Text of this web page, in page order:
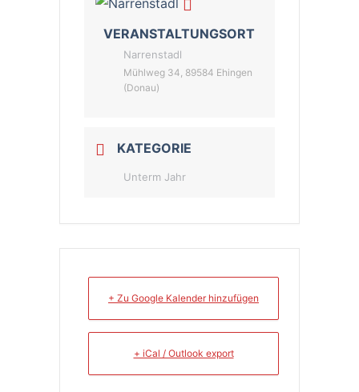
VERANSTALTUNGSORT
Narrenstadl
Mühlweg 34, 89584 Ehingen
(Donau)
KATEGORIE
Unterm Jahr
+ Zu Google Kalender hinzufügen
+ iCal / Outlook export